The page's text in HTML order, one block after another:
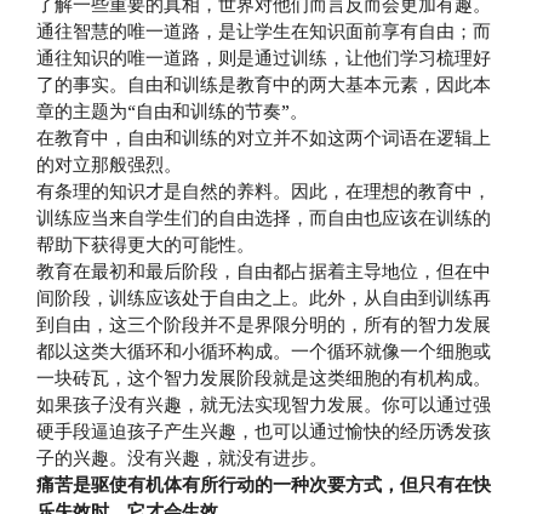
通往智慧的唯一道路，是让学生在知识面前享有自由；而
通往知识的唯一道路，则是通过训练，让他们学习梳理好
了的事实。自由和训练是教育中的两大基本元素，因此本
章的主题为“自由和训练的节奏”。
在教育中，自由和训练的对立并不如这两个词语在逻辑上
的对立那般强烈。
有条理的知识才是自然的养料。因此，在理想的教育中，
训练应当来自学生们的自由选择，而自由也应该在训练的
帮助下获得更大的可能性。
教育在最初和最后阶段，自由都占据着主导地位，但在中
间阶段，训练应该处于自由之上。此外，从自由到训练再
到自由，这三个阶段并不是界限分明的，所有的智力发展
都以这类大循环和小循环构成。一个循环就像一个细胞或
一块砖瓦，这个智力发展阶段就是这类细胞的有机构成。
如果孩子没有兴趣，就无法实现智力发展。你可以通过强
硬手段逼迫孩子产生兴趣，也可以通过愉快的经历诱发孩
子的兴趣。没有兴趣，就没有进步。
痛苦是驱使有机体有所行动的一种次要方式，但只有在快